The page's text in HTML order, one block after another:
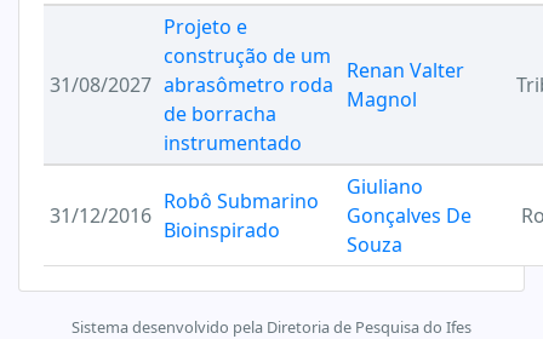
31/08/2027
Projeto e
construção de um
abrasômetro roda
de borracha
instrumentado
Renan Valter
Magnol
31/12/2016
Robô Submarino
Bioinspirado
Giuliano
Gonçalves De
Souza
Sistema desenvolvido pela Diretoria de Pesquisa do Ifes